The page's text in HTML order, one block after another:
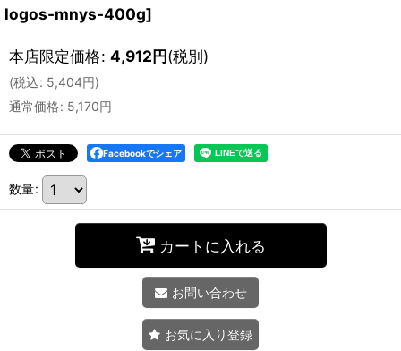
logos-mnys-400g]
本店限定価格: 4,912円(税別)
(税込: 5,404円)
通常価格: 5,170円
Facebookでシェア
数量:
カートに入れる
お問い合わせ
お気に入り登録